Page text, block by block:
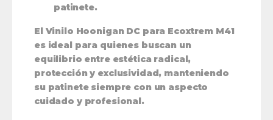
patinete.
El Vinilo Hoonigan DC para Ecoxtrem M41
es ideal para quienes buscan un
equilibrio entre estética radical,
protección y exclusividad, manteniendo
su patinete siempre con un aspecto
cuidado y profesional.